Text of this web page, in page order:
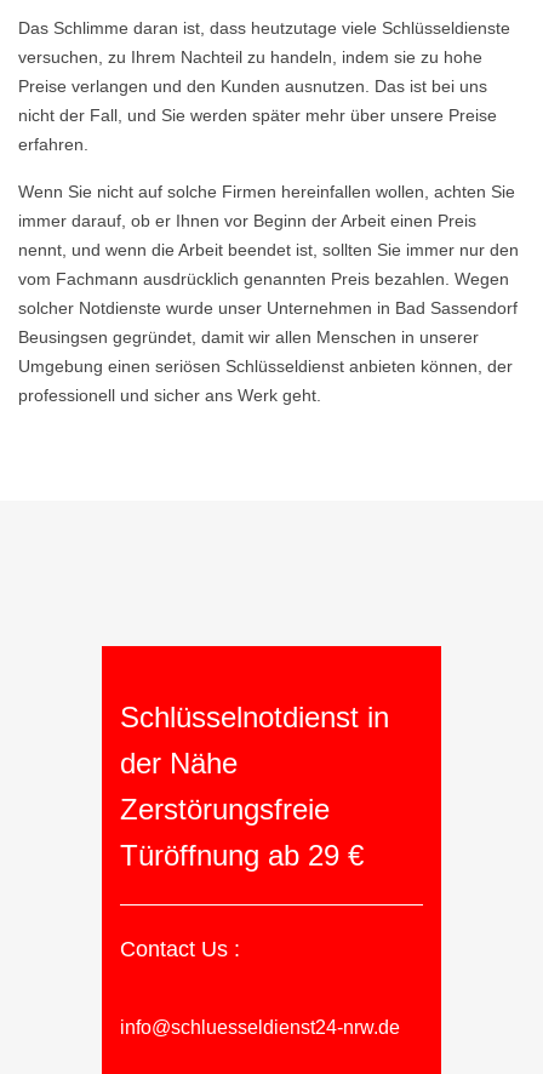
Das Schlimme daran ist, dass heutzutage viele Schlüsseldienste
versuchen, zu Ihrem Nachteil zu handeln, indem sie zu hohe
Preise verlangen und den Kunden ausnutzen. Das ist bei uns
nicht der Fall, und Sie werden später mehr über unsere Preise
erfahren.
Wenn Sie nicht auf solche Firmen hereinfallen wollen, achten Sie
immer darauf, ob er Ihnen vor Beginn der Arbeit einen Preis
nennt, und wenn die Arbeit beendet ist, sollten Sie immer nur den
vom Fachmann ausdrücklich genannten Preis bezahlen. Wegen
solcher Notdienste wurde unser Unternehmen in Bad Sassendorf
Beusingsen gegründet, damit wir allen Menschen in unserer
Umgebung einen seriösen Schlüsseldienst anbieten können, der
professionell und sicher ans Werk geht.
Schlüsselnotdienst in
der Nähe
Zerstörungsfreie
Türöffnung ab 29 €
Contact Us :
info@schluesseldienst24-nrw.de